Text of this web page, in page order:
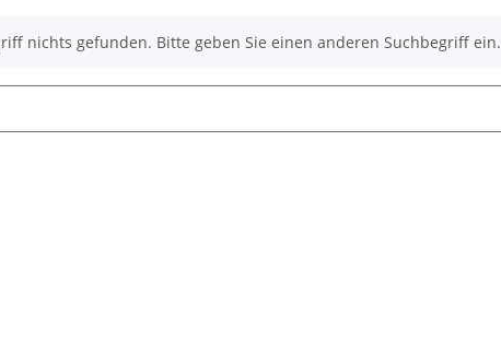
nichts gefunden. Bitte geben Sie einen anderen Suchbegriff ein.